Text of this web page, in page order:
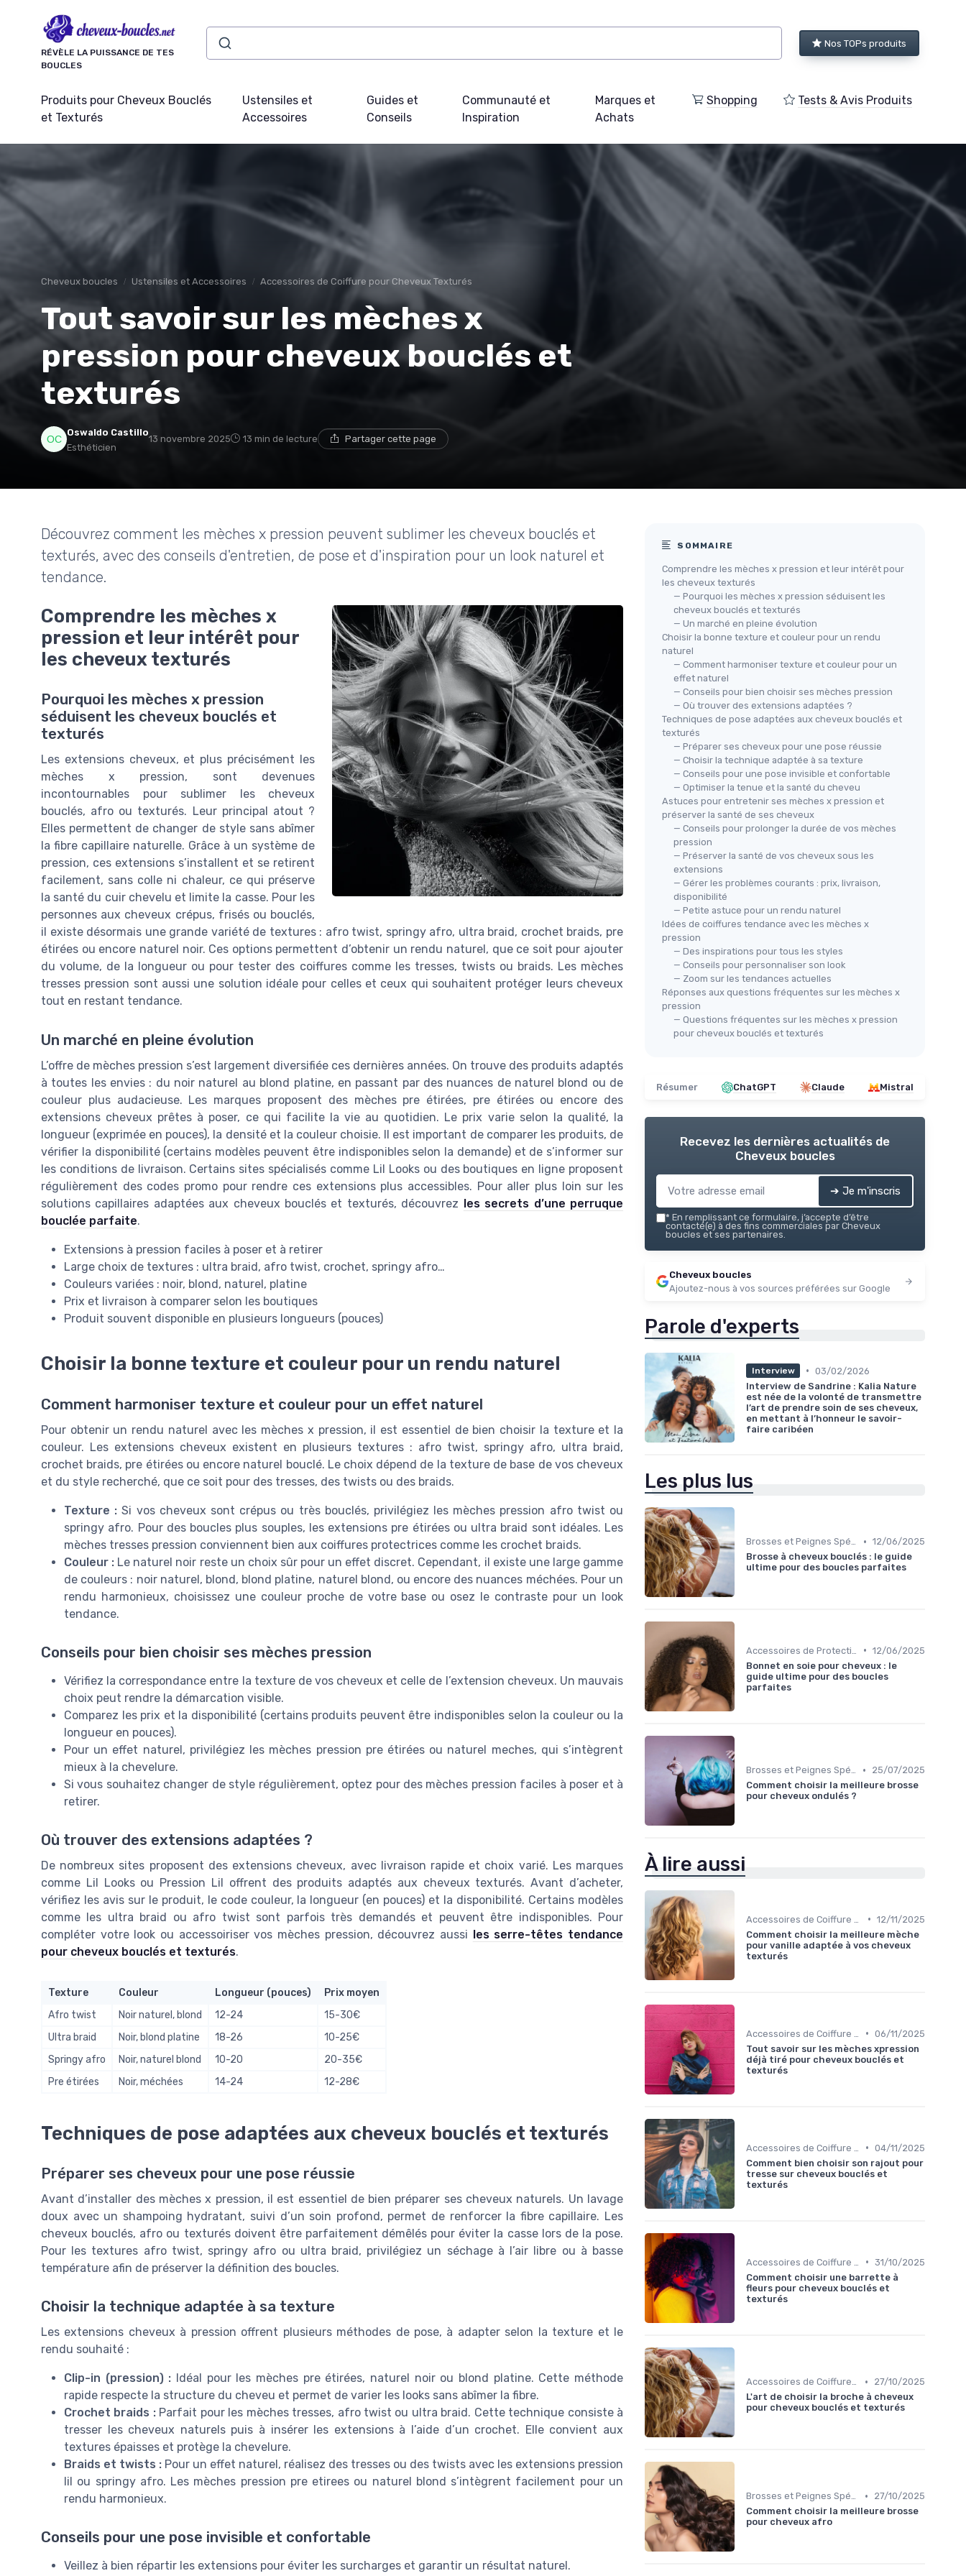
RÉVÈLE LA PUISSANCE DE TES
BOUCLES
Nos TOPs produits
Produits pour Cheveux Bouclés
et Texturés
Ustensiles et
Accessoires
Guides et
Conseils
Communauté et
Inspiration
Marques et
Achats
Shopping Tests & Avis Produits
Cheveux boucles Ustensiles et Accessoires Accessoires de Coiffure pour Cheveux Texturés
Tout savoir sur les mèches x
pression pour cheveux bouclés et
texturés
Oswaldo Castillo
Esthéticien
13 novembre 2025 13 min de lecture Partager cette page
Découvrez comment les mèches x pression peuvent sublimer les cheveux bouclés et
texturés, avec des conseils d'entretien, de pose et d'inspiration pour un look naturel et
tendance.
Comprendre les mèches x
pression et leur intérêt pour
les cheveux texturés
Pourquoi les mèches x pression
séduisent les cheveux bouclés et
texturés
Les extensions cheveux, et plus précisément les
mèches x pression, sont devenues
incontournables pour sublimer les cheveux
bouclés, afro ou texturés. Leur principal atout ?
Elles permettent de changer de style sans abîmer
la fibre capillaire naturelle. Grâce à un système de
pression, ces extensions s’installent et se retirent
facilement, sans colle ni chaleur, ce qui préserve
la santé du cuir chevelu et limite la casse. Pour les
personnes aux cheveux crépus, frisés ou bouclés,
il existe désormais une grande variété de textures : afro twist, springy afro, ultra braid, crochet braids, pre
étirées ou encore naturel noir. Ces options permettent d’obtenir un rendu naturel, que ce soit pour ajouter
du volume, de la longueur ou pour tester des coiffures comme les tresses, twists ou braids. Les mèches
tresses pression sont aussi une solution idéale pour celles et ceux qui souhaitent protéger leurs cheveux
tout en restant tendance.
Un marché en pleine évolution
L’offre de mèches pression s’est largement diversifiée ces dernières années. On trouve des produits adaptés
à toutes les envies : du noir naturel au blond platine, en passant par des nuances de naturel blond ou de
couleur plus audacieuse. Les marques proposent des mèches pre étirées, pre étirées ou encore des
extensions cheveux prêtes à poser, ce qui facilite la vie au quotidien. Le prix varie selon la qualité, la
longueur (exprimée en pouces), la densité et la couleur choisie. Il est important de comparer les produits, de
vérifier la disponibilité (certains modèles peuvent être indisponibles selon la demande) et de s’informer sur
les conditions de livraison. Certains sites spécialisés comme Lil Looks ou des boutiques en ligne proposent
régulièrement des codes promo pour rendre ces extensions plus accessibles. Pour aller plus loin sur les
solutions capillaires adaptées aux cheveux bouclés et texturés, découvrez les secrets d’une perruque
bouclée parfaite.
Extensions à pression faciles à poser et à retirer
Large choix de textures : ultra braid, afro twist, crochet, springy afro…
Couleurs variées : noir, blond, naturel, platine
Prix et livraison à comparer selon les boutiques
Produit souvent disponible en plusieurs longueurs (pouces)
Choisir la bonne texture et couleur pour un rendu naturel
Comment harmoniser texture et couleur pour un effet naturel
Pour obtenir un rendu naturel avec les mèches x pression, il est essentiel de bien choisir la texture et la
couleur. Les extensions cheveux existent en plusieurs textures : afro twist, springy afro, ultra braid,
crochet braids, pre étirées ou encore naturel bouclé. Le choix dépend de la texture de base de vos cheveux
et du style recherché, que ce soit pour des tresses, des twists ou des braids.
Texture : Si vos cheveux sont crépus ou très bouclés, privilégiez les mèches pression afro twist ou
springy afro. Pour des boucles plus souples, les extensions pre étirées ou ultra braid sont idéales. Les
mèches tresses pression conviennent bien aux coiffures protectrices comme les crochet braids.
Couleur : Le naturel noir reste un choix sûr pour un effet discret. Cependant, il existe une large gamme
de couleurs : noir naturel, blond, blond platine, naturel blond, ou encore des nuances méchées. Pour un
rendu harmonieux, choisissez une couleur proche de votre base ou osez le contraste pour un look
tendance.
Conseils pour bien choisir ses mèches pression
Vérifiez la correspondance entre la texture de vos cheveux et celle de l’extension cheveux. Un mauvais
choix peut rendre la démarcation visible.
Comparez les prix et la disponibilité (certains produits peuvent être indisponibles selon la couleur ou la
longueur en pouces).
Pour un effet naturel, privilégiez les mèches pression pre étirées ou naturel meches, qui s’intègrent
mieux à la chevelure.
Si vous souhaitez changer de style régulièrement, optez pour des mèches pression faciles à poser et à
retirer.
Où trouver des extensions adaptées ?
De nombreux sites proposent des extensions cheveux, avec livraison rapide et choix varié. Les marques
comme Lil Looks ou Pression Lil offrent des produits adaptés aux cheveux texturés. Avant d’acheter,
vérifiez les avis sur le produit, le code couleur, la longueur (en pouces) et la disponibilité. Certains modèles
comme les ultra braid ou afro twist sont parfois très demandés et peuvent être indisponibles. Pour
compléter votre look ou accessoiriser vos mèches pression, découvrez aussi les serre-têtes tendance
pour cheveux bouclés et texturés.
Texture Couleur Longueur (pouces)
Prix moyen
Afro twist
Noir naturel, blond 12-24
15-30€
Ultra braid
Noir, blond platine 18-26
10-25€
Springy afro
Noir, naturel blond 10-20
20-35€
Pre étirées
Noir, méchées 14-24 12-28€
Techniques de pose adaptées aux cheveux bouclés et texturés
Préparer ses cheveux pour une pose réussie
Avant d’installer des mèches x pression, il est essentiel de bien préparer ses cheveux naturels. Un lavage
doux avec un shampoing hydratant, suivi d’un soin profond, permet de renforcer la fibre capillaire. Les
cheveux bouclés, afro ou texturés doivent être parfaitement démêlés pour éviter la casse lors de la pose.
Pour les textures afro twist, springy afro ou ultra braid, privilégiez un séchage à l’air libre ou à basse
température afin de préserver la définition des boucles.
Choisir la technique adaptée à sa texture
Les extensions cheveux à pression offrent plusieurs méthodes de pose, à adapter selon la texture et le
rendu souhaité :
Clip-in (pression) : Idéal pour les mèches pre étirées, naturel noir ou blond platine. Cette méthode
rapide respecte la structure du cheveu et permet de varier les looks sans abîmer la fibre.
Crochet braids :Parfait pour les mèches tresses, afro twist ou ultra braid. Cette technique consiste à
tresser les cheveux naturels puis à insérer les extensions à l’aide d’un crochet. Elle convient aux
textures épaisses et protège la chevelure.
Braids et twists : Pour un effet naturel, réalisez des tresses ou des twists avec les extensions pression
lil ou springy afro. Les mèches pression pre etirees ou naturel blond s’intègrent facilement pour un
rendu harmonieux.
Conseils pour une pose invisible et confortable
Veillez à bien répartir les extensions pour éviter les surcharges et garantir un résultat naturel.
SOMMAIRE
Comprendre les mèches x pression et leur intérêt pour
les cheveux texturés
— Pourquoi les mèches x pression séduisent les
cheveux bouclés et texturés
— Un marché en pleine évolution
Choisir la bonne texture et couleur pour un rendu
naturel
— Comment harmoniser texture et couleur pour un
effet naturel
— Conseils pour bien choisir ses mèches pression
— Où trouver des extensions adaptées ?
Techniques de pose adaptées aux cheveux bouclés et
texturés
— Préparer ses cheveux pour une pose réussie
— Choisir la technique adaptée à sa texture
— Conseils pour une pose invisible et confortable
— Optimiser la tenue et la santé du cheveu
Astuces pour entretenir ses mèches x pression et
préserver la santé de ses cheveux
— Conseils pour prolonger la durée de vos mèches
pression
— Préserver la santé de vos cheveux sous les
extensions
— Gérer les problèmes courants : prix, livraison,
disponibilité
— Petite astuce pour un rendu naturel
Idées de coiffures tendance avec les mèches x
pression
— Des inspirations pour tous les styles
— Conseils pour personnaliser son look
— Zoom sur les tendances actuelles
Réponses aux questions fréquentes sur les mèches x
pression
— Questions fréquentes sur les mèches x pression
pour cheveux bouclés et texturés
Résumer ChatGPT Claude Mistral
Recevez les dernières actualités de
Cheveux boucles
➔ Je m'inscris
* En remplissant ce formulaire, j’accepte d’être
contacté(e) à des fins commerciales par Cheveux
boucles et ses partenaires.
Cheveux boucles
Ajoutez-nous à vos sources préférées sur Google
Parole d'experts
Interview • 03/02/2026
Interview de Sandrine : Kalia Nature
est née de la volonté de transmettre
l’art de prendre soin de ses cheveux,
en mettant à l’honneur le savoir-
faire caribéen
Les plus lus
Brosses et Peignes Spéciaux • 12/06/2025
Brosse à cheveux bouclés : le guide
ultime pour des boucles parfaites
• 12/06/2025
Bonnet en soie pour cheveux : le
guide ultime pour des boucles
parfaites
Brosses et Peignes Spéciaux •
25/07/2025
Comment choisir la meilleure brosse
pour cheveux ondulés ?
À lire aussi
• 12/11/2025
Comment choisir la meilleure mèche
pour vanille adaptée à vos cheveux
texturés
• 06/11/2025
Tout savoir sur les mèches xpression
déjà tiré pour cheveux bouclés et
texturés
• 04/11/2025
Comment bien choisir son rajout pour
tresse sur cheveux bouclés et
texturés
• 31/10/2025
Comment choisir une barrette à
fleurs pour cheveux bouclés et
texturés
Accessoires de Coiffure pour Cheveux Texturés •
27/10/2025
L'art de choisir la broche à cheveux
pour cheveux bouclés et texturés
Brosses et Peignes Spéciaux •
27/10/2025
Comment choisir la meilleure brosse
pour cheveux afro